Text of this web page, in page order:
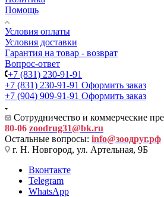
Помощь
Условия оплаты
Условия доставки
Гарантия на товар - возврат
Вопрос-ответ
+7 (831) 230-91-91
+7 (831) 230-91-91 Оформить заказ
+7 (904) 909-91-91 Оформить заказ
Сотрудничество и коммерческие
80-06 zoodrug31@bk.ru
Остальные вопросы: info@зоодруг.рф
г. Н. Новгород, ул. Артельная, 9Б
Вконтакте
Telegram
WhatsApp